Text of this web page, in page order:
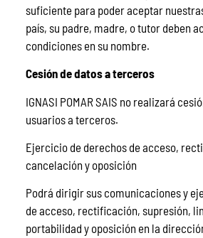
suficiente para poder aceptar
país, su padre, madre, o tutor deben
condiciones en su nombre.
Cesión de datos a terceros
IGNASI POMAR SAIS no realizará
usuarios a terceros.
Ejercicio de derechos de acceso,
cancelación y oposición
Podrá dirigir sus comunicaciones y
de acceso, rectificación, supresión,
portabilidad y oposición en la